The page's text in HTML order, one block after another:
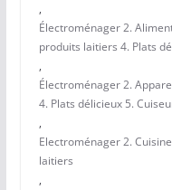
,
Électroménager 2.
produits laitiers 4. Plats
,
Électroménager 2.
4. Plats délicieux 5.
,
Electroménager 2.
laitiers
,